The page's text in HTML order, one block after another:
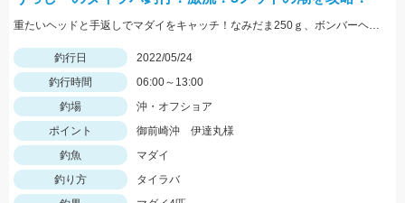
重たいヘッドと手返しでマダイをキャッチ！なみだま250ｇ、ボンバーヘッドＴＧ250ｇ使用。
釣行日
2022/05/24
釣行時間
06:00～13:00
釣場
沖・オフショア
ポイント
御前崎沖 伊達丸様
釣魚
マダイ
釣り方
タイラバ